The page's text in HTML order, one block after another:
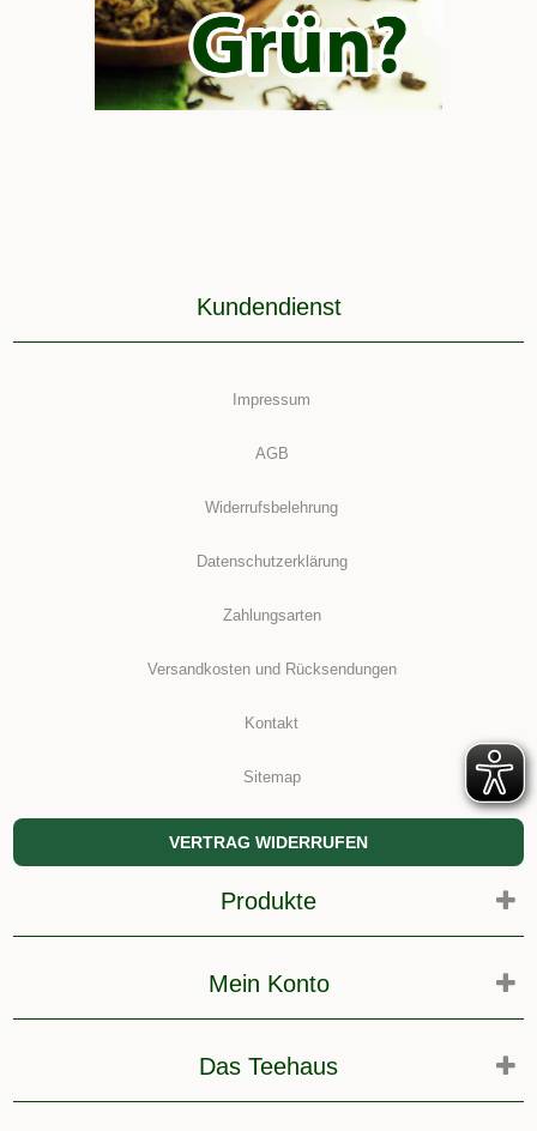
Kundendienst
Impressum
AGB
Widerrufsbelehrung
Datenschutzerklärung
Zahlungsarten
Versandkosten und Rücksendungen
Kontakt
Sitemap
VERTRAG WIDERRUFEN
Produkte
Mein Konto
Das Teehaus